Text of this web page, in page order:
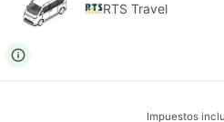
RTS Travel
Impuestos